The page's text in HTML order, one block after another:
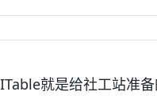
就是给社工站准